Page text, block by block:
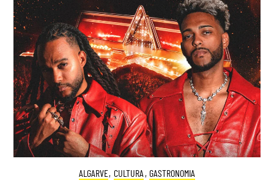
ALGARVE, CULTURA , GASTRONOMIA